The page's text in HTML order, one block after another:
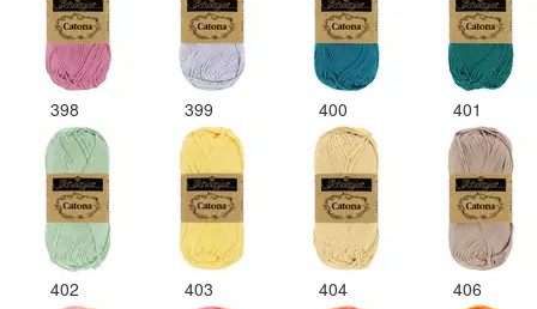
398 399 400 401
402 403 404 406